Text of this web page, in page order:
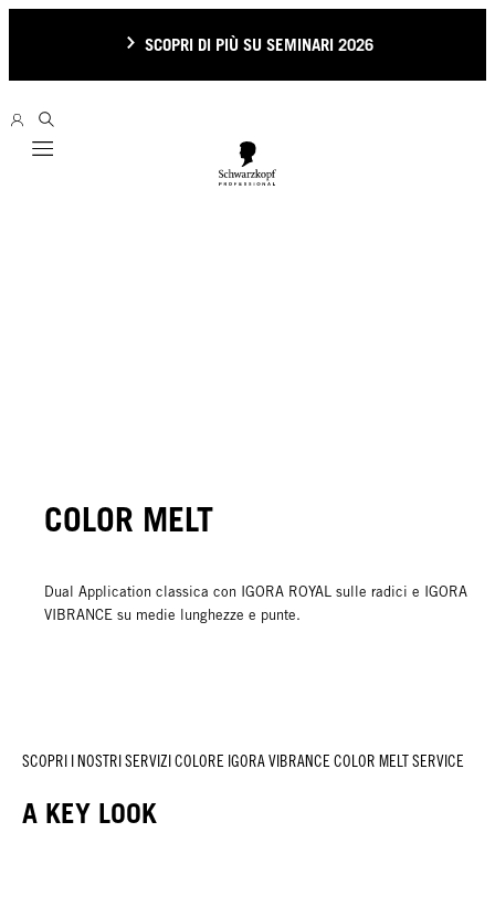
SCOPRI DI PIÙ SU SEMINARI 2026
Mobile navigation
COLOR MELT
Dual Application classica con IGORA ROYAL sulle radici e IGORA
VIBRANCE su medie lunghezze e punte.
SCOPRI I NOSTRI SERVIZI COLORE IGORA VIBRANCE COLOR MELT SERVICE
A KEY LOOK